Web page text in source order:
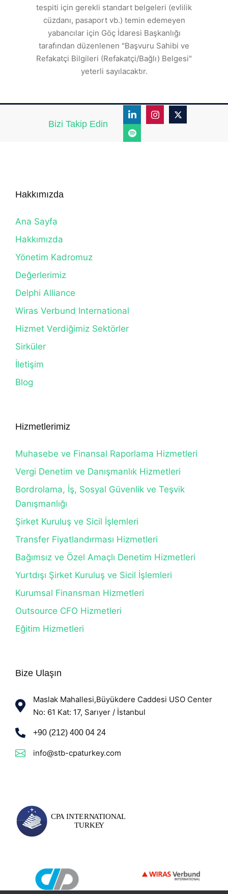
tespiti için gerekli standart belgeleri (evlilik
cüzdanı, pasaport vb.) temin edemeyen
yabancılar için Göç İdaresi Başkanlığı
tarafından düzenlenen "Başvuru Sahibi ve
Refakatçi Bilgileri (Refakatçi/Bağlı) Belgesi"
yeterli sayılacaktır.
Bizi Takip Edin
Hakkımızda
Ana Sayfa
Hakkımızda
Yönetim Kadromuz
Değerlerimiz
Delphi Alliance
Wiras Verbund International
Hizmet Verdiğimiz Sektörler
Sirküler
İletişim
Blog
Hizmetlerimiz
Muhasebe ve Finansal Raporlama Hizmetleri
Vergi Denetim ve Danışmanlık Hizmetleri
Bordrolama, İş, Sosyal Güvenlik ve Teşvik
Danışmanlığı
Şirket Kuruluş ve Sicil İşlemleri
Transfer Fiyatlandırması Hizmetleri
Bağımsız ve Özel Amaçlı Denetim Hizmetleri
Yurtdışı Şirket Kuruluş ve Sicil İşlemleri
Kurumsal Finansman Hizmetleri
Outsource CFO Hizmetleri
Eğitim Hizmetleri
Bize Ulaşın
Maslak Mahallesi,Büyükdere Caddesi USO Center
No: 61 Kat: 17, Sarıyer / İstanbul
+90 (212) 400 04 24
info@stb-cpaturkey.com